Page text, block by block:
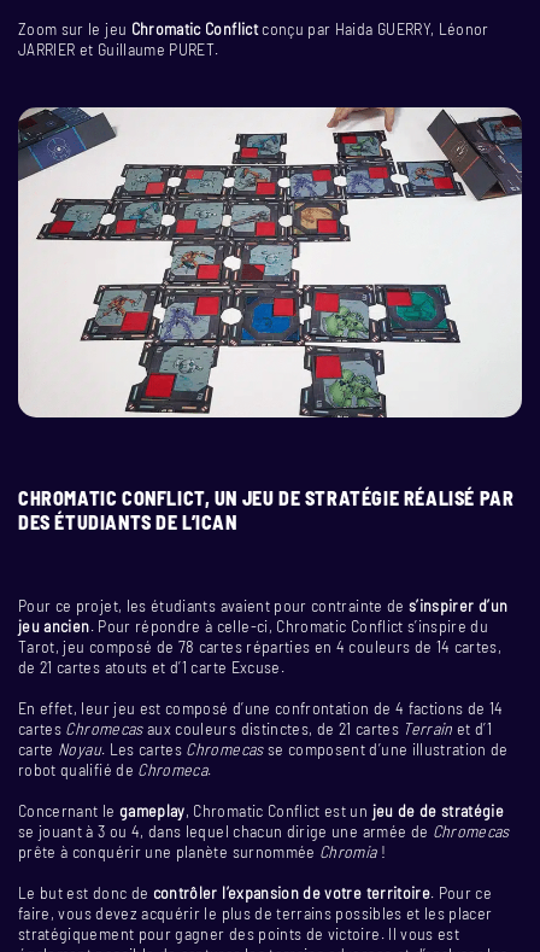
Zoom sur le jeu Chromatic Conflictconçu par Haida GUERRY, Léonor
JARRIER et Guillaume PURET.
CHROMATIC CONFLICT, UN JEU DE STRATÉGIE RÉALISÉ PAR
DES ÉTUDIANTS DE L’ICAN
Pour ce projet, les étudiants avaient pour contrainte de s’inspirer d’un
jeu ancien. Pour répondre à celle-ci, Chromatic Conflict s’inspire du
Tarot, jeu composé de 78 cartes réparties en 4 couleurs de 14 cartes,
de 21 cartes atouts et d’1 carte Excuse.
En effet, leur jeu est composé d’une confrontation de 4 factions de 14
cartes Chromecasaux couleurs distinctes, de 21 cartes Terrain et d’1
carte Noyau. Les cartes Chromecasse composent d’une illustration de
robot qualifié de Chromeca.
Concernant le gameplay, Chromatic Conflict est un jeu de de stratégie
se jouant à 3 ou 4, dans lequel chacun dirige une armée de Chromecas
prête à conquérir une planète surnommée Chromia !
Le but est donc de contrôler l’expansion de votre territoire. Pour ce
faire, vous devez acquérir le plus de terrains possibles et les placer
stratégiquement pour gagner des points de victoire. Il vous est